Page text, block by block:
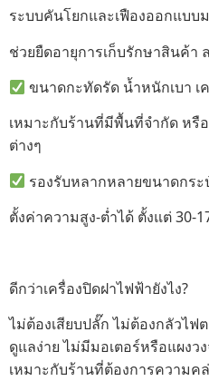
ระบบคันโยกและเฟืองออกแบบ
ช่วยยืดอายุการเก็บรักษาสินค้า
ขนาดกะทัดรัด น้ำหนักเบา เ
เหมาะกับร้านที่มีพื้นที่จำกัด หรื
ต่างๆ
รองรับหลากหลายขนาดกระ
ตั้งค่าความสูง-ต่ำได้ ตั้งแต่ 30-
ดีกว่าเครื่องปิดฝาไฟฟ้ายังไง?
ไม่ต้องเสียบปลั๊ก ไม่ต้องกลัวไฟ
ดูแลง่าย ไม่มีมอเตอร์หรือแผงว
เหมาะกับร้านที่ต้องการความค